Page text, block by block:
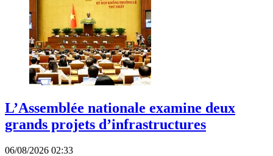
L’Assemblée nationale examine deux
grands projets d’infrastructures
06/08/2026 02:33